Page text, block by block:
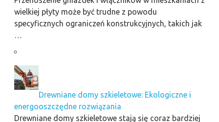
wielkiej płyty może być trudne z powodu
specyficznych ograniczeń konstrukcyjnych, takich jak
Drewniane domy szkieletowe: Ekologiczne i
energooszczędne rozwiązania
Drewniane domy szkieletowe stają się coraz bardziej